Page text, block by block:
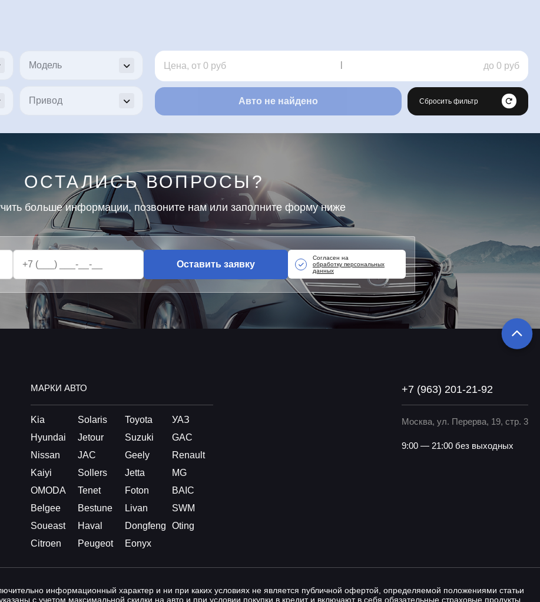
|
Авто не найдено Сбросить фильтр
ОСТАЛИСЬ ВОПРОСЫ?
больше информации, позвоните нам или заполните форму ниже
Оставить заявку
Согласен на
обработку персональных
данных
МАРКИ АВТО
Kia Solaris Toyota
УАЗ
Hyundai
Jetour Suzuki
GAC
Nissan
JAC Geely
Renault
Kaiyi
Sollers Jetta
MG
OMODA
Tenet Foton
BAIC
Belgee
Bestune Livan
SWM
Soueast
Haval Dongfeng
Oting
Citroen
Peugeot Eonyx
+7 (963) 201-21-92
Москва, ул. Перерва, 19, стр. 3
9:00 — 21:00 без выходных
информационный характер и ни при каких условиях не является публичной офертой, определяемой положениями статьи
с учетом максимальной скидки на авто и при условии покупки в кредит и включают в себя обязательные страховые продукты,